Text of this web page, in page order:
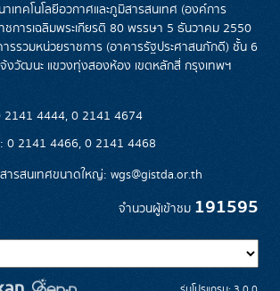
ทคโนโลยีอวกาศและภูมิสารสนเทศ (องค์การ
ชการเฉลิมพระเกียรติ 80 พรรษา 5 ธันวาคม 2550
รรวมหน่วยราชการ (อาคารรัฐประศาสนภักดี) ชั้น 6
งวัฒนะ แขวงทุ่งสองห้อง เขตหลักสี่ กรุงเทพฯ
2141 4444, 0 2141 4674
0 2141 4466, 0 2141 4468
รสนเทศขนาดใหญ่: wgs@gistda.or.th
จำนวนผู้เข้าชม 191595